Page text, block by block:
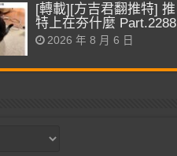
[轉載][方吉君翻推特] 推
特上在夯什麼 Part.2288
2026 年 8 月 6 日